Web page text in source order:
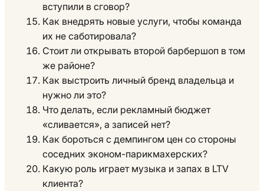
вступили в сговор?
Как внедрять новые услуги, чтобы команда
их не саботировала?
Стоит ли открывать второй барбершоп в том
же районе?
Как выстроить личный бренд владельца и
нужно ли это?
Что делать, если рекламный бюджет
«сливается», а записей нет?
Как бороться с демпингом цен со стороны
соседних эконом-парикмахерских?
Какую роль играет музыка и запах в LTV
клиента?